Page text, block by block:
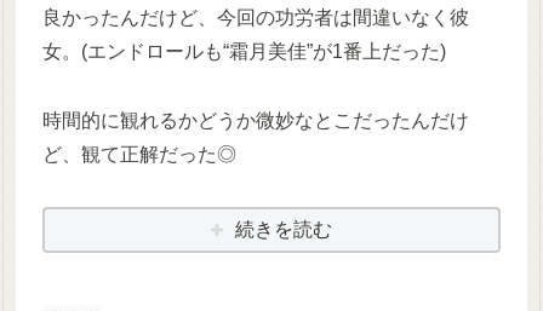
良かったんだけど、今回の功労者は間違いなく彼
女。(エンドロールも“霜月美佳”が1番上だった)
時間的に観れるかどうか微妙なとこだったんだけ
ど、観て正解だった◎
続きを読む